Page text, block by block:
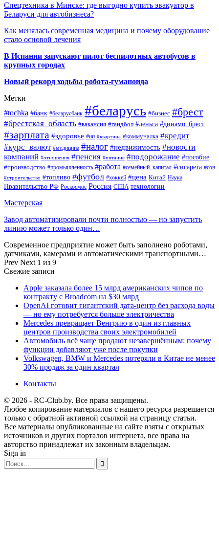
Спецтехника в Минске: где выгодно купить эвакуатор в
Беларуси для автобизнеса?
Как менялась современная медицина и почему оборудование
стало основой лечения
В Испании запускают пилот беспилотных автобусов в
крупных городах
Новый рекорд ходьбы робота-гуманоида
Метки
#tochka #банк #беларусбанк #беларусь #бизнес #брест
#брестская_область #вакансия #гандбол #деньга #динамо_брест
#зарплата #здоровье #ип #квартира #коммуналка #кредит
#курс_валют #медицина #налог #недвижимость #новости
компаний #отношения #пенсия #питание #подорожание #пособие
#производство #промышленность #работа #семейный_капитал #сигарета #сон
#строительство #топливо #футбол #хоккей #цена Китай Наука
Правительство РФ Роскосмос Россия США технологии
Мастерская
Завод автоматизировали почти полностью — но запустить
линию может только один…
Современное предприятие может быть заполнено роботами,
датчиками, камерами и автоматическими транспортными…
Prev Next 1 из 9
Свежие записи
Apple заказала более 15 млрд американских чипов по
контракту с Broadcom на $30 млрд
OpenAI готовит гигантский дата-центр без расхода воды
— но ему потребуется больше электричества
Mercedes превращает Венгрию в один из главных
центров производства своих электромобилей
Автомобиль всё чаще продают незавершённым: почему
функции добавляют уже после покупки
Volkswagen, BMW и Mercedes потеряли в Китае не менее
30% продаж за один квартал
Контакты
© 2026 - RC-Club.by. Все права защищены.
Любое копирование материалов с нашего ресурса разрешается
только с обратной активной ссылкой на страницу статьи.
Все материалы опубликованные на сайте взяты с открытых
источников и других порталов интернета, все права на
авторство принадлежат их законным владельцам.
Sign in